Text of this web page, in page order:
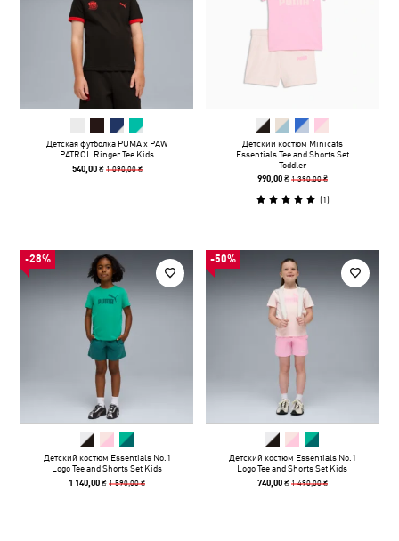
Детская футболка PUMA x PAW
PATROL Ringer Tee Kids
540,00 ₴ 1 090,00 ₴
Детский костюм Minicats
Essentials Tee and Shorts Set
Toddler
990,00 ₴ 1 390,00 ₴
(1)
-28%
Детский костюм Essentials No.1
Logo Tee and Shorts Set Kids
1 140,00 ₴1 590,00 ₴
-50%
Детский костюм Essentials No.1
Logo Tee and Shorts Set Kids
740,00 ₴ 1 490,00 ₴